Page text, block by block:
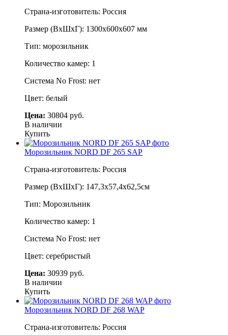
Страна-изготовитель: Россия
Размер (ВхШхГ): 1300х600х607 мм
Тип: морозильник
Количество камер: 1
Система No Frost: нет
Цвет: белый
Цена: 30804 руб.
В наличии
Купить
Морозильник NORD DF 265 SAP
Страна-изготовитель: Россия
Размер (ВхШхГ): 147,3х57,4х62,5см
Тип: Морозильник
Количество камер: 1
Система No Frost: нет
Цвет: серебристый
Цена: 30939 руб.
В наличии
Купить
Морозильник NORD DF 268 WAP
Страна-изготовитель: Россия